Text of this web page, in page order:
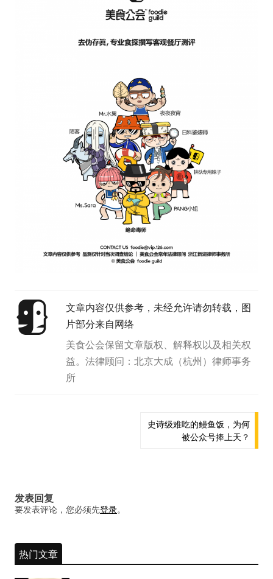
文章内容仅供参考，未经允许请勿转载，图
片部分来自网络
美食公会保留文章版权、解释权以及相关权
益。法律顾问：北京大成（杭州）律师事务
所
史诗级难吃的鳗鱼饭，为何
被公众号捧上天？
发表回复
要发表评论，您必须先登录。
热门文章